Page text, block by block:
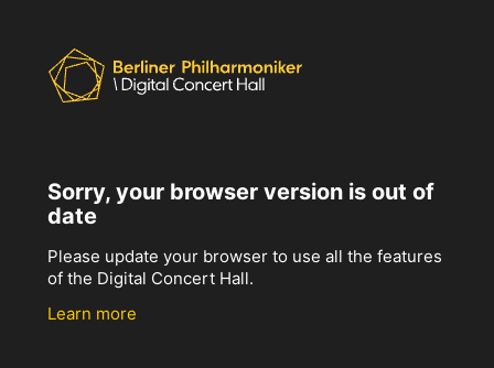
Sorry, your browser version is out of
date
Please update your browser to use all the features
of the Digital Concert Hall.
Learn more